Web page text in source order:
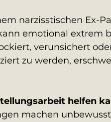
narzisstischen Ex-
emotional extrem
verunsichert
zu werden,
helfen
machen